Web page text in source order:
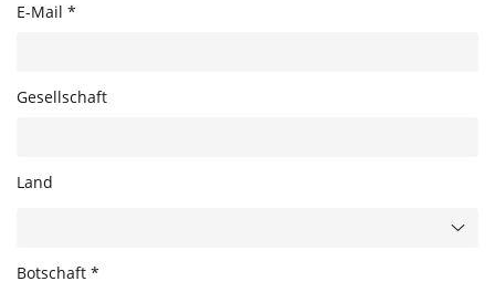
E-Mail *
Gesellschaft
Land
Botschaft *